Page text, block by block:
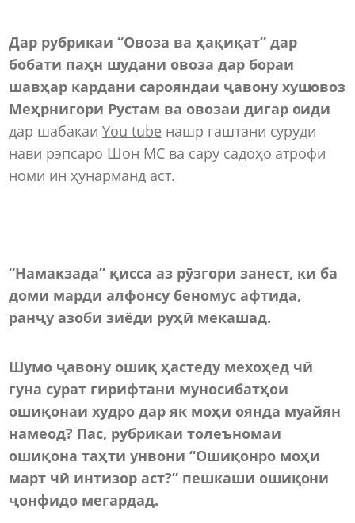
Дар рубрикаи “Овоза ва ҳақиқат” дар
бобати паҳн шудани овоза дар бораи
шавҳар кардани сарояндаи ҷавону хушовоз
Меҳрнигори Рустам ва овозаи дигар оиди
дар шабакаи You tube нашр гаштани суруди
нави рэпсаро Шон МС ва сару садоҳо атрофи
номи ин ҳунарманд аст.
“Намакзада” қисса аз рӯзгори занест, ки ба
доми марди алфонсу беномус афтида,
ранҷу азоби зиёди руҳӣ мекашад.
Шумо ҷавону ошиқ ҳастеду мехоҳед чӣ
гуна сурат гирифтани муносибатҳои
ошиқонаи худро дар як моҳи оянда муайян
намеод? Пас, рубрикаи толеъномаи
ошиқона таҳти унвони “Ошиқонро моҳи
март чӣ интизор аст?” пешкаши ошиқони
ҷонфидо мегардад.